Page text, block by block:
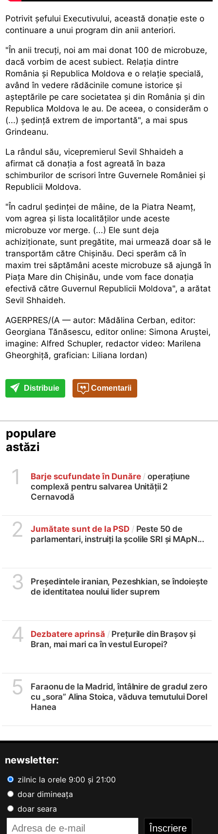
Potrivit șefului Executivului, această donație este o
continuare a unui program din anii anteriori.
"În anii trecuți, noi am mai donat 100 de microbuze,
dacă vorbim de acest subiect. Relația dintre
România și Republica Moldova e o relație specială,
având în vedere rădăcinile comune istorice și
așteptările pe care societatea și din România și din
Republica Moldova le au. De aceea, o considerăm o
(...) ședință extrem de importantă", a mai spus
Grindeanu.
La rândul său, vicepremierul Sevil Shhaideh a
afirmat că donația a fost agreată în baza
schimburilor de scrisori între Guvernele României și
Republicii Moldova.
"În cadrul ședinței de mâine, de la Piatra Neamț,
vom agrea și lista localităților unde aceste
microbuze vor merge. (...) Ele sunt deja
achiziționate, sunt pregătite, mai urmează doar să le
transportăm către Chișinău. Deci sperăm că în
maxim trei săptămâni aceste microbuze să ajungă în
Piața Mare din Chișinău, unde vom face donația
efectivă către Guvernul Republicii Moldova", a arătat
Sevil Shhaideh.
AGERPRES/(A — autor: Mădălina Cerban, editor:
Georgiana Tănăsescu, editor online: Simona Aruștei,
imagine: Alfred Schupler, redactor video: Marilena
Gheorghiță, grafician: Liliana Iordan)
Distribuie Comentarii
populare
astăzi
1 Barje scufundate în Dunăre / operațiune
complexă pentru salvarea Unității 2
Cernavodă
2 Jumătate sunt de la PSD / Peste 50 de
parlamentari, instruiți la școlile SRI și MApN...
3
Președintele iranian, Pezeshkian, se îndoiește
de identitatea noului lider suprem
4 Dezbatere aprinsă /Prețurile din Brașov și
Bran, mai mari ca în vestul Europei?
5
Faraonu de la Madrid, întâlnire de gradul zero
cu „sora” Alina Stoica, văduva temutului Dorel
Hanea
newsletter:
zilnic la orele 9:00 și 21:00
doar dimineața
doar seara